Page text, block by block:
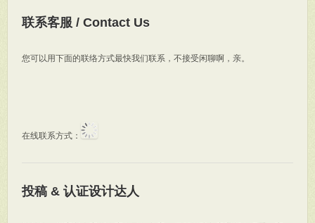
联系客服 / Contact Us
您可以用下面的联络方式最快我们联系，不接受闲聊啊，亲。
在线联系方式：
投稿 & 认证设计达人